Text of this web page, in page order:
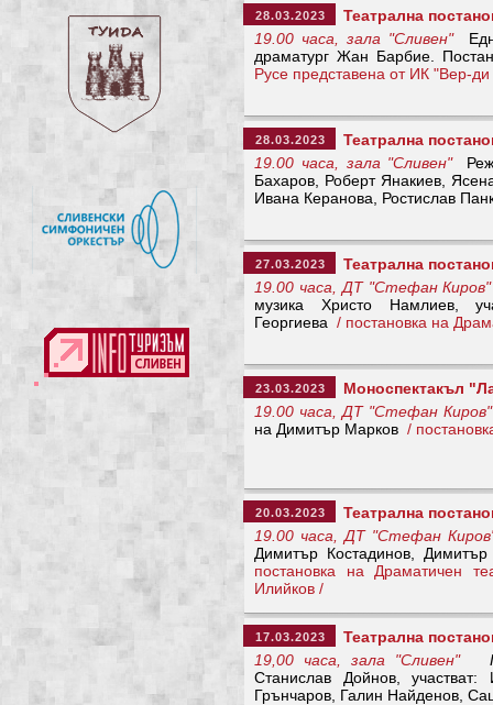
28.03.2023
Театрална
19.00 часа, зала "Сливен"
драматург Жан Барбие.
Русе представена от ИК "Вер-
28.03.2023
Театрална
19.00 часа, зала "Сливен"
Бахаров, Роберт Янакиев,
Ивана Керанова, Ростислав
27.03.2023
Театрална
19.00 часа, ДТ "Стефан Киров"
музика Христо Намлиев,
Георгиева/ постановка на
23.03.2023
Моноспектакъл
19.00 часа, ДТ "Стефан Киров"
на Димитър Марков/
20.03.2023
Театрална
19.00 часа, ДТ "Стефан
Димитър Костадинов,
постановка на Драматичен
Илийков /
17.03.2023
Театрална
19,00 часа, зала "Сливен"
Станислав Дойнов,
Грънчаров, Галин Найденов,